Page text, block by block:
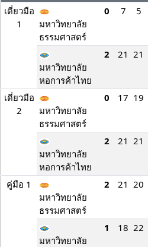
เดี่ยวมือ
1
มหาวิทยาลัย
ธรรมศาสตร์
0 7 5
มหาวิทยาลัย
หอการค้าไทย
2 21 21
เดี่ยวมือ
2
มหาวิทยาลัย
ธรรมศาสตร์
0 17 19
มหาวิทยาลัย
หอการค้าไทย
2 21 21
คู่มือ 1
มหาวิทยาลัย
ธรรมศาสตร์
2 21 20
มหาวิทยาลัย
1 18 22